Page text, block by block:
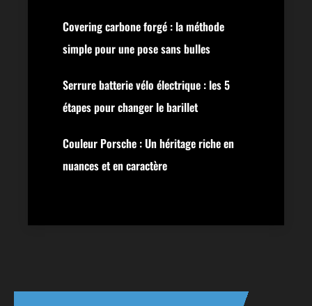
Covering carbone forgé : la méthode
simple pour une pose sans bulles
Serrure batterie vélo électrique : les 5
étapes pour changer le barillet
Couleur Porsche : Un héritage riche en
nuances et en caractère